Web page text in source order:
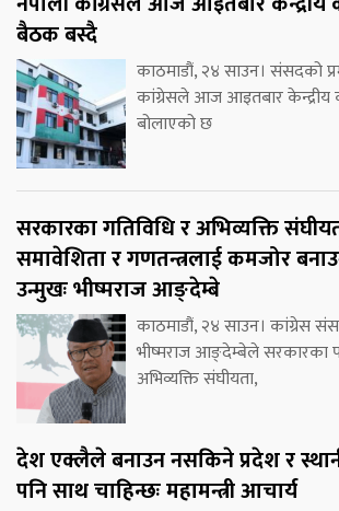
बैठक बस्दै
काठमाडौं, २४ साउन। संसदको
कांग्रेसले आज आइतबार केन्द्रीय
बोलाएको छ
सरकारका गतिविधि र अभिव्यक्ति
समावेशिता र गणतन्त्रलाई कमजोर
उन्मुखः भीष्मराज आङ्देम्बे
काठमाडौं, २४ साउन। कांग्रेस
भीष्मराज आङ्देम्बेले सरकारका
अभिव्यक्ति संघीयता,
देश एक्लैले बनाउन नसकिने प्रदेश र
पनि साथ चाहिन्छः महामन्त्री आचार्य